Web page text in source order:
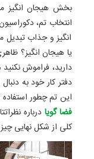
بخش هیجان انگیز
انتخاب تم،
انگیز و جذاب
یا هیجان انگیز؟
دارید، فراموش
دفتر کار خود به
این تم چطور
فضا گویا درباره
کلی از شکل نهایی